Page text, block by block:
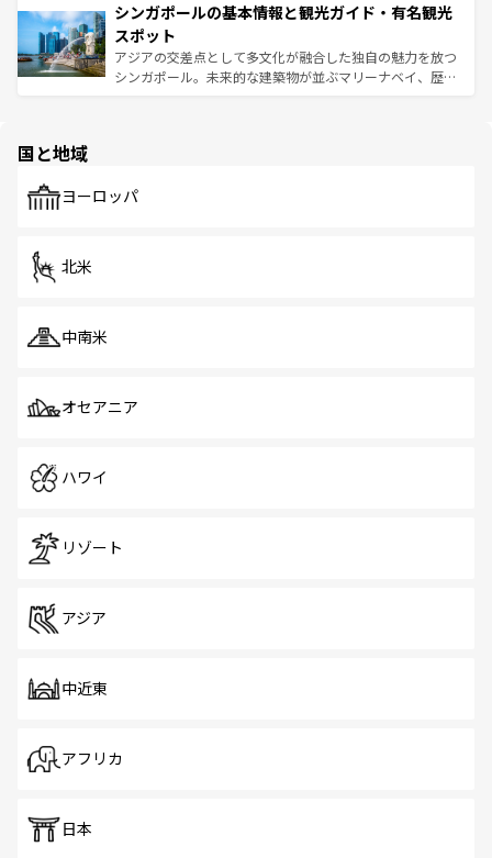
参照してほしい。
激する。気候は一年中温暖で、どの季節にも異なる楽しみ
が待っている。親しみやすいタイの人々、仏教を中心とし
た文化、そして多様な観光資源が、訪れる旅人を魅了し続
ける。 なお、新着のタイ情報はコンテンツ一覧を参照して
み、どこを訪れても感動するはず。観光スポットが密集し
ており、効率よく見どころを回れるのも魅力。息をのむよ
うな絶景から文化的な体験まで、香港を存分に楽しみ尽く
そう。 なお、新着の香港情報はコンテンツ一覧を参照して
シンガポールの基本情報と観光ガイド・有名観光
スポット
アジアの交差点として多文化が融合した独自の魅力を放つ
シンガポール。未来的な建築物が並ぶマリーナベイ、歴史
で、ホーカーズは地元の風情を楽しめる外せないスポット
国と地域
ヨーロッパ
北米
中南米
オセアニア
ハワイ
リゾート
アジア
中近東
アフリカ
日本